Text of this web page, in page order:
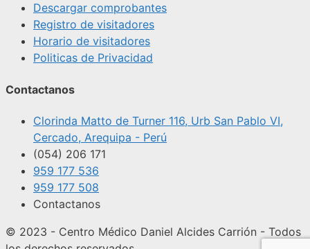
Descargar comprobantes
Registro de visitadores
Horario de visitadores
Politicas de Privacidad
Contactanos
Clorinda Matto de Turner 116, Urb San Pablo VI,
Cercado, Arequipa - Perú
(054) 206 171
959 177 536
959 177 508
Contactanos
© 2023 - Centro Médico Daniel Alcides Carrión - Todos